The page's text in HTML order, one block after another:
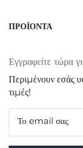
ΠΡΟΪΌΝΤΑ
Εγγραφείτε τώρα
Περιμένουν εσάς
τιμές!
Το email σας